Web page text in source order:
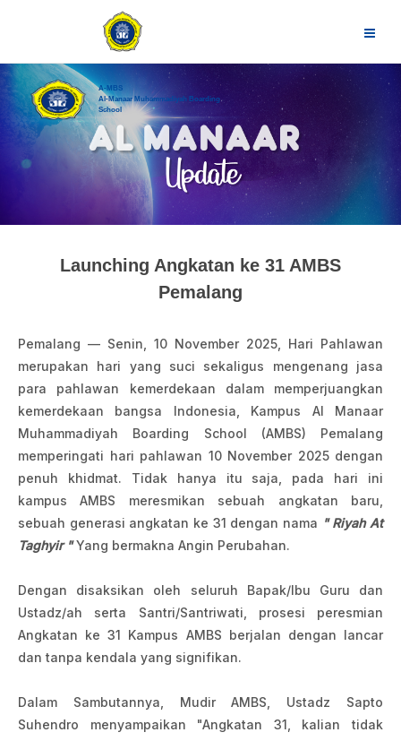
A-MBS
Al-Manaar Muhammadiyah Boarding
School
Launching Angkatan ke 31 AMBS
Pemalang
Pemalang — Senin, 10 November 2025, Hari Pahlawan
merupakan hari yang suci sekaligus mengenang jasa
para pahlawan kemerdekaan dalam memperjuangkan
kemerdekaan bangsa Indonesia, Kampus Al Manaar
Muhammadiyah Boarding School (AMBS) Pemalang
memperingati hari pahlawan 10 November 2025 dengan
penuh khidmat. Tidak hanya itu saja, pada hari ini
kampus AMBS meresmikan sebuah angkatan baru,
sebuah generasi angkatan ke 31 dengan nama " Riyah At
Taghyir "Yang bermakna Angin Perubahan.
Dengan disaksikan oleh seluruh Bapak/Ibu Guru dan
Ustadz/ah serta Santri/Santriwati, prosesi peresmian
Angkatan ke 31 Kampus AMBS berjalan dengan lancar
dan tanpa kendala yang signifikan.
Dalam Sambutannya, Mudir AMBS, Ustadz Sapto
Suhendro menyampaikan "Angkatan 31, kalian tidak